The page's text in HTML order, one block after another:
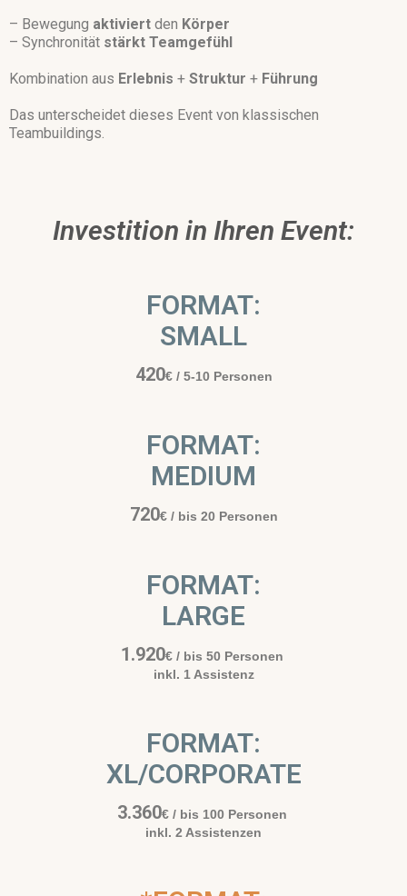
– Bewegung aktiviert den Körper
– Synchronität stärkt Teamgefühl
Kombination aus Erlebnis + Struktur + Führung
Das unterscheidet dieses Event von klassischen
Teambuildings.
Investition in Ihren Event:
FORMAT:
SMALL
420€/ 5-10 Personen
FORMAT:
MEDIUM
720€/ bis 20 Personen
FORMAT:
LARGE
1.920€/ bis 50 Personen
inkl. 1 Assistenz
FORMAT:
XL/CORPORATE
3.360€/ bis 100 Personen
inkl. 2 Assistenzen